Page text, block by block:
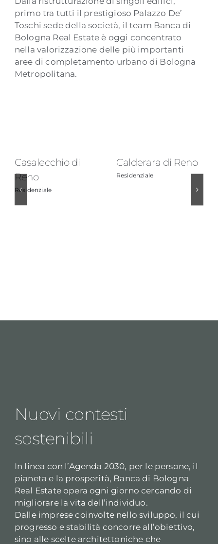
primo tra tutti il prestigioso Palazzo De’
Toschi sede della società, il team Banca di
Bologna Real Estate è oggi concentrato
nella valorizzazione delle più importanti
aree di completamento urbano di Bologna
Metropolitana.
Casalecchio di
Reno
Residenziale
Calderara di Reno
Residenziale
Nuovi contesti
sostenibili
In linea con l’Agenda 2030, per le persone, il
pianeta e la prosperità, Banca di Bologna
Real Estate opera ogni giorno cercando di
migliorare la vita dell’individuo.
Dalle imprese coinvolte nello sviluppo, il cui
progresso e stabilità concorre all’obiettivo,
sino alle scelte architettoniche che